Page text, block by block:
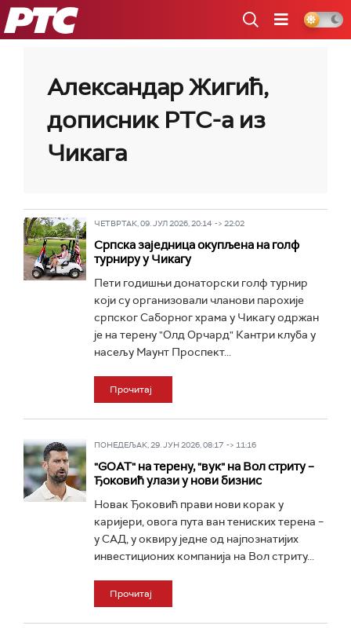
РТС
Александар Жигић,
дописник РТС-а из
Чикага
ЧЕТВРТАК, 09. ЈУЛ 2026, 20:14 -> 22:02
Српска заједница окупљена на голф
турниру у Чикагу
Пети годишњи донаторски голф турнир
који су организовали чланови парохије
српског Саборног храма у Чикагу одржан
је на терену "Олд Орчард" Кантри клуба у
насељу Маунт Проспект...
Прочитај
ПОНЕДЕЉАК, 29. ЈУН 2026, 08:17 -> 11:16
"GOAT" на терену, "вук" на Вол стриту –
Ђоковић улази у нови бизнис
Новак Ђоковић прави нови корак у
каријери, овога пута ван тениских терена –
у САД, у оквиру једне од најпознатијих
инвестиционих компанија на Вол стриту...
Прочитај